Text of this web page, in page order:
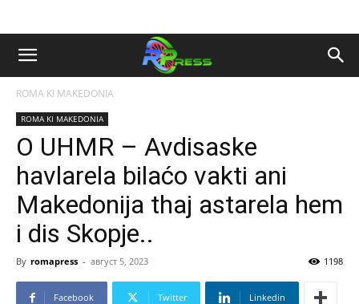
ROMA KI MAKEDONIA
ROMA KI MAKEDONIA
O UHMR – Avdisaske
havlarela bilaćo vakti ani
Makedonija thaj astarela hem
i dis Skopje..
By romapress - август 5, 2023 1198
Facebook Twitter Linkedin